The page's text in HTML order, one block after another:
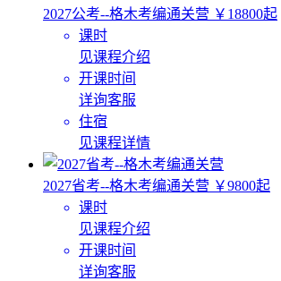
2027公考--格木考编通关营 ￥18800起
课时
见课程介绍
开课时间
详询客服
住宿
见课程详情
2027省考--格木考编通关营 ￥9800起
课时
见课程介绍
开课时间
详询客服